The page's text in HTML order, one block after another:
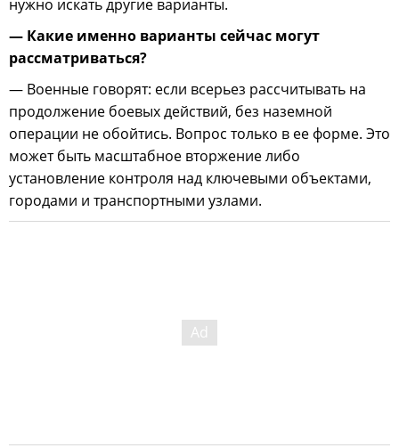
нужно искать другие варианты.
— Какие именно варианты сейчас могут
рассматриваться?
— Военные говорят: если всерьез рассчитывать на
продолжение боевых действий, без наземной
операции не обойтись. Вопрос только в ее форме. Это
может быть масштабное вторжение либо
установление контроля над ключевыми объектами,
городами и транспортными узлами.